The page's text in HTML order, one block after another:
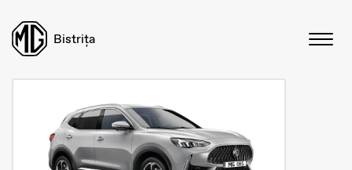
Bistrița